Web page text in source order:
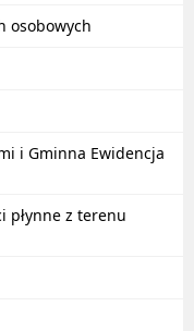
osobowych
i Gminna Ewidencja
płynne z terenu